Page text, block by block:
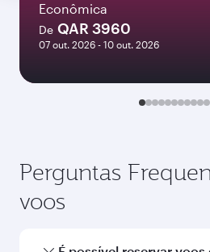
Econômica
De QAR 3960
07 out. 2026 - 10 out. 2026
Perguntas
voos